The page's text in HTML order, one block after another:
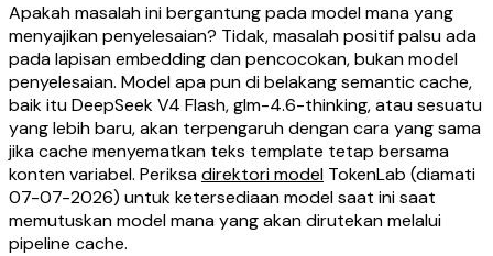
Apakah masalah ini bergantung pada model mana yang
menyajikan penyelesaian? Tidak, masalah positif palsu ada
pada lapisan embedding dan pencocokan, bukan model
penyelesaian. Model apa pun di belakang semantic cache,
baik itu DeepSeek V4 Flash, glm-4.6-thinking, atau sesuatu
yang lebih baru, akan terpengaruh dengan cara yang sama
jika cache menyematkan teks template tetap bersama
konten variabel. Periksadirektori model TokenLab (diamati
07-07-2026) untuk ketersediaan model saat ini saat
memutuskan model mana yang akan dirutekan melalui
pipeline cache.